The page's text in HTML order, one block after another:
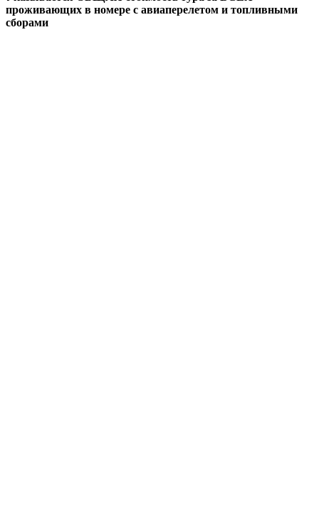
проживающих в номере с авиаперелетом и топливными
сборами